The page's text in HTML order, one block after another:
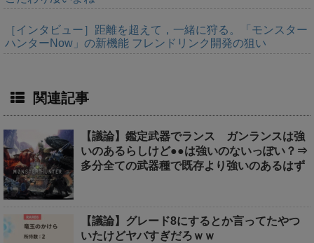
［インタビュー］距離を超えて，一緒に狩る。「モンスター
ハンターNow」の新機能 フレンドリンク開発の狙い
関連記事
【議論】鑑定武器でランス ガンランスは強
いのあるらしけど●●は強いのないっぽい？⇒
多分全ての武器種で既存より強いのあるはず
【議論】グレード8にするとか言ってたやつ
いたけどヤバすぎだろｗｗ